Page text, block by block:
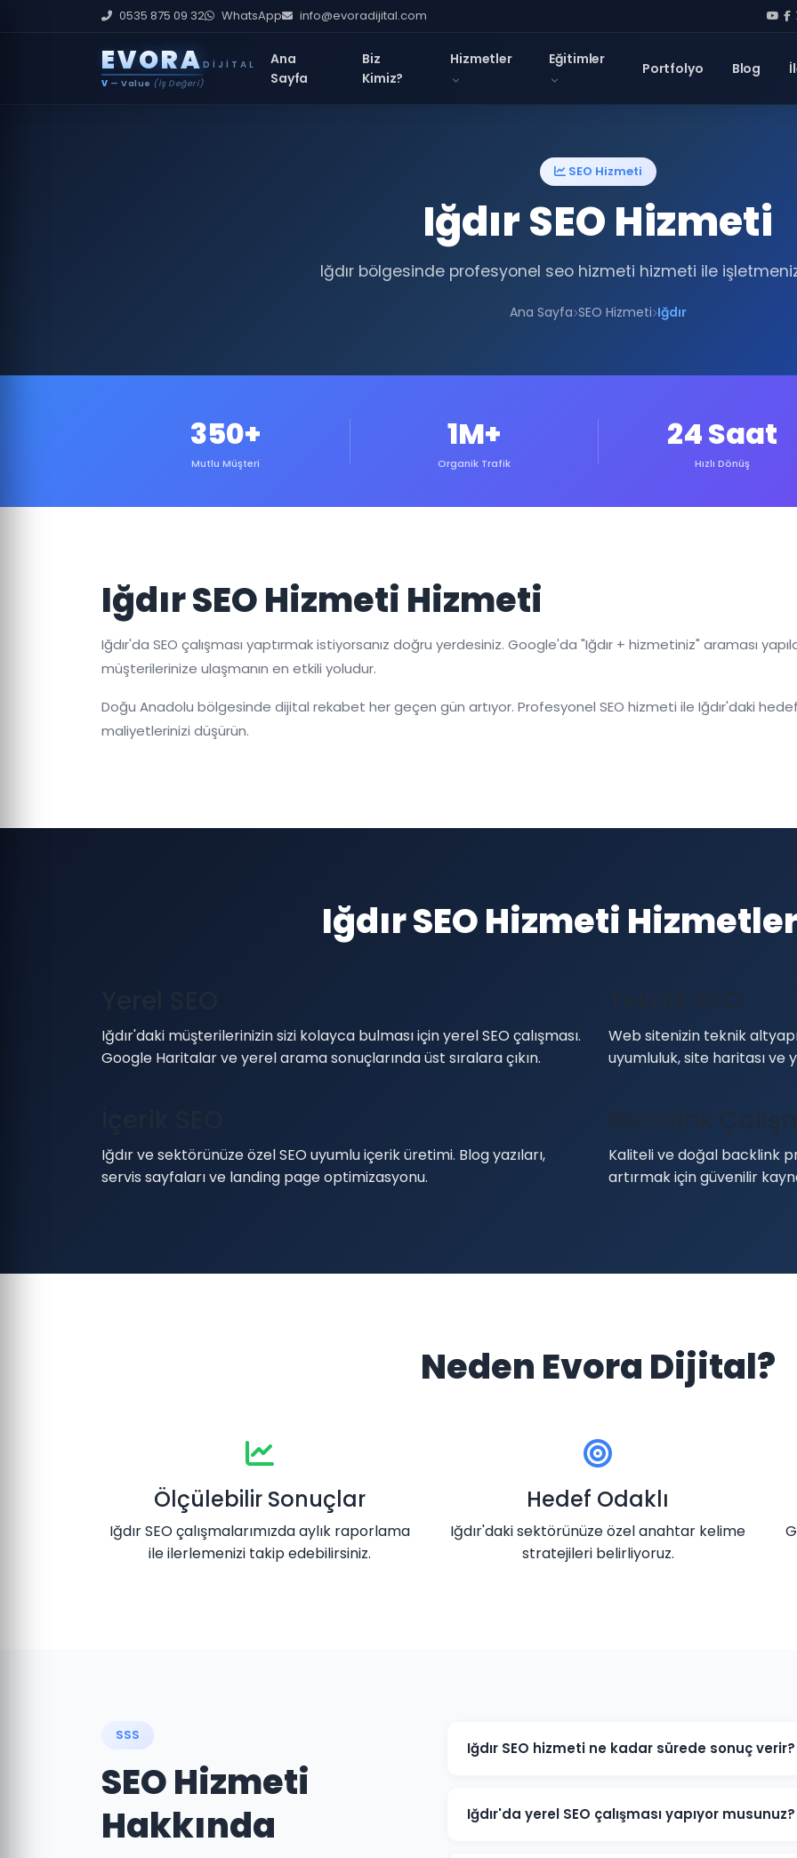
0535 875 09 32 WhatsApp info@evoradijital.com
EVORA DIJITAL
V — Value (İş Değeri)
Ana
Sayfa
Biz
Kimiz?
Hizmetler Eğitimler
Portfolyo Blog
SEO Hizmeti
Iğdır SEO Hizmeti
Iğdır bölgesinde profesyonel seo hizmeti hizmeti ile
Ana Sayfa SEO Hizmeti Iğdır
350+
Mutlu Müşteri
1M+
Organik Trafik
24 Saat
Hızlı Dönüş
Iğdır SEO Hizmeti Hizmeti
Iğdır'da SEO çalışması yaptırmak istiyorsanız doğru yerdesiniz. Google'da "Iğdır + hizmetiniz" araması
müşterilerinize ulaşmanın en etkili yoludur.
Doğu Anadolu bölgesinde dijital rekabet her geçen gün artıyor. Profesyonel SEO hizmeti ile Iğdır'daki
maliyetlerinizi düşürün.
Iğdır SEO Hizmeti
Iğdır'daki müşterilerinizin sizi kolayca bulması için yerel SEO çalışması.
Google Haritalar ve yerel arama sonuçlarında üst sıralara çıkın.
Web sitenizin teknik
uyumluluk, site haritası ve
Iğdır ve sektörünüze özel SEO uyumlu içerik üretimi. Blog yazıları,
servis sayfaları ve landing page optimizasyonu.
Backlink
Kaliteli ve doğal backlink
artırmak için güvenilir
Neden Evora Dijital?
Ölçülebilir Sonuçlar
Iğdır SEO çalışmalarımızda aylık raporlama
ile ilerlemenizi takip edebilirsiniz.
Hedef Odaklı
Iğdır'daki sektörünüze özel anahtar kelime
stratejileri belirliyoruz.
SSS
SEO Hizmeti
Hakkında
Iğdır SEO hizmeti ne kadar sürede sonuç verir?
rekabet yoğunluğuna ve sektörünüze bağlı olarak bu
Iğdır'da yerel SEO çalışması yapıyor musunuz?